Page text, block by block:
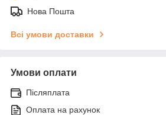
Нова Пошта
Всі умови доставки
Умови оплати
Післяплата
Оплата на рахунок